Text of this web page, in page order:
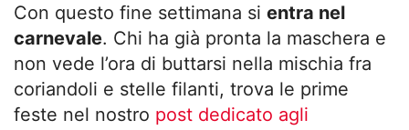
Con questo fine settimana si entra nel
carnevale. Chi ha già pronta la maschera e
non vede l’ora di buttarsi nella mischia fra
coriandoli e stelle filanti, trova le prime
feste nel nostro post dedicato agli